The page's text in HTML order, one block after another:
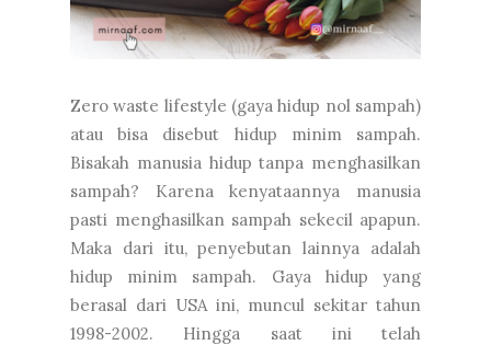
Zero waste lifestyle (gaya hidup nol sampah)
atau bisa disebut hidup minim sampah.
Bisakah manusia hidup tanpa menghasilkan
sampah? Karena kenyataannya manusia
pasti menghasilkan sampah sekecil apapun.
Maka dari itu, penyebutan lainnya adalah
hidup minim sampah. Gaya hidup yang
berasal dari USA ini, muncul sekitar tahun
1998-2002. Hingga saat ini telah